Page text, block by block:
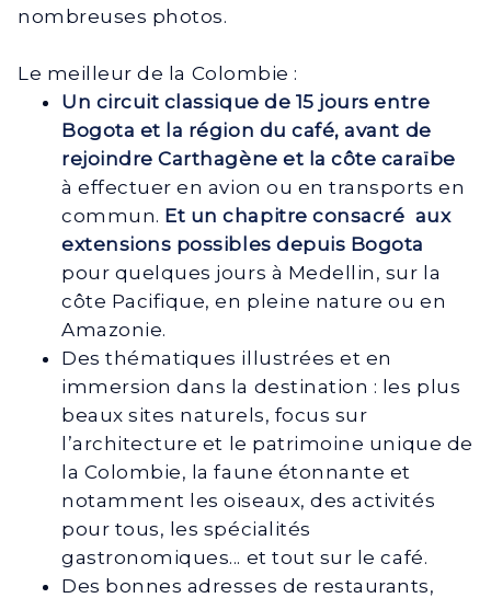
nombreuses photos.
Le meilleur de la Colombie :
Un circuit classique de 15 jours entre
Bogota et la région du café, avant de
rejoindre Carthagène et la côte caraïbe
à effectuer en avion ou en transports en
commun. Et un chapitre consacré aux
extensions possibles depuis Bogota
pour quelques jours à Medellin, sur la
côte Pacifique, en pleine nature ou en
Amazonie.
Des thématiques illustrées et en
immersion dans la destination : les plus
beaux sites naturels, focus sur
l’architecture et le patrimoine unique de
la Colombie, la faune étonnante et
notamment les oiseaux, des activités
pour tous, les spécialités
gastronomiques... et tout sur le café.
Des bonnes adresses de restaurants,